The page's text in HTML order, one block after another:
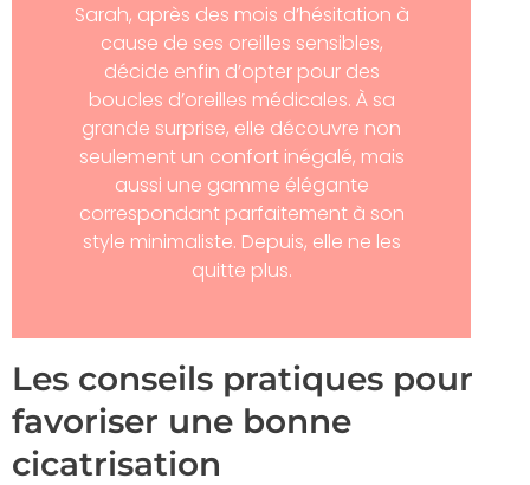
Sarah, après des mois d’hésitation à
cause de ses oreilles sensibles,
décide enfin d’opter pour des
boucles d’oreilles médicales. À sa
grande surprise, elle découvre non
seulement un confort inégalé, mais
aussi une gamme élégante
correspondant parfaitement à son
style minimaliste. Depuis, elle ne les
quitte plus.
Les conseils pratiques pour
favoriser une bonne
cicatrisation